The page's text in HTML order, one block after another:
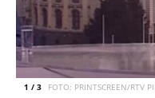
1 / 3 FOTO: PRINTSCREEN/RTV